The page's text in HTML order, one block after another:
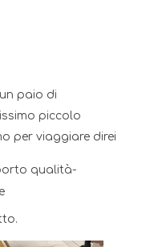
paio di
piccolo
per viaggiare direi
qualità-